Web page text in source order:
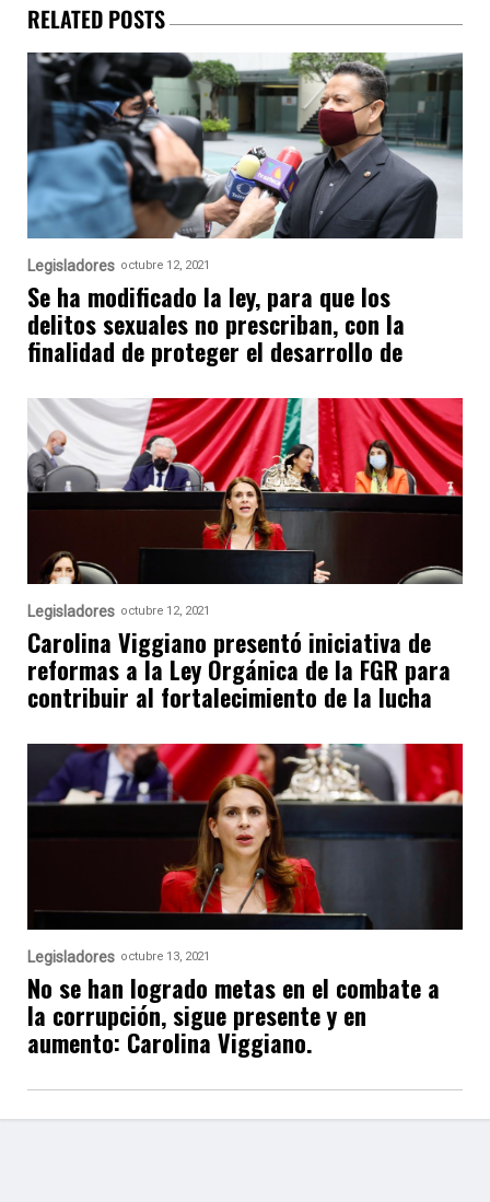
RELATED POSTS
Legisladores octubre 12, 2021
Se ha modificado la ley, para que los
delitos sexuales no prescriban, con la
finalidad de proteger el desarrollo de
Legisladores octubre 12, 2021
Carolina Viggiano presentó iniciativa de
reformas a la Ley Orgánica de la FGR para
contribuir al fortalecimiento de la lucha
Legisladores octubre 13, 2021
No se han logrado metas en el combate a
la corrupción, sigue presente y en
aumento: Carolina Viggiano.